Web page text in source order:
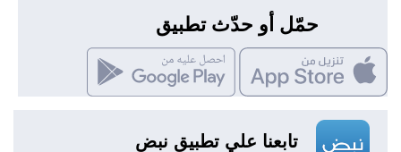
حمّل أو حدّث تطبيق
تابعنا علي تطبيق نبض